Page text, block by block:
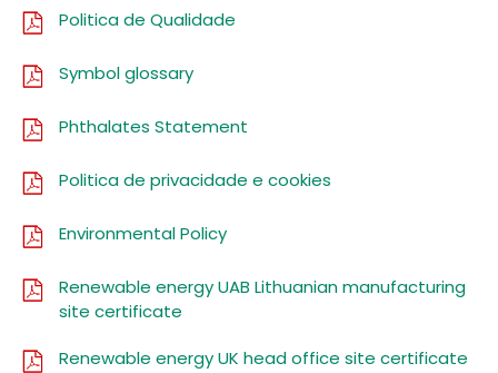
Politica de Qualidade
Symbol glossary
Phthalates Statement
Politica de privacidade e cookies
Environmental Policy
Renewable energy UAB Lithuanian manufacturing
site certificate
Renewable energy UK head office site certificate